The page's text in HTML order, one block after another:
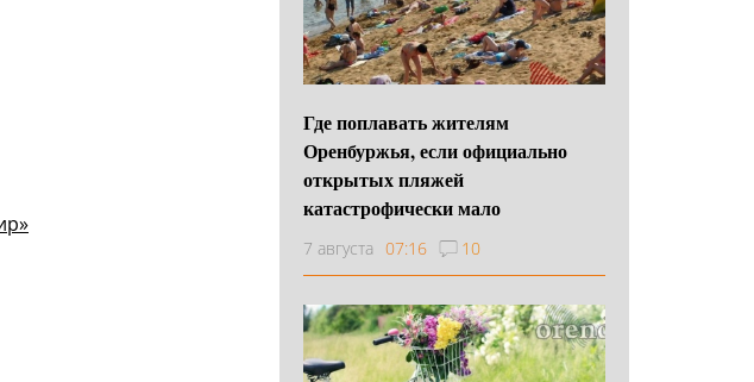
Где поплавать жителям
Оренбуржья, если официально
открытых пляжей
катастрофически мало
7 августа 07:16 10